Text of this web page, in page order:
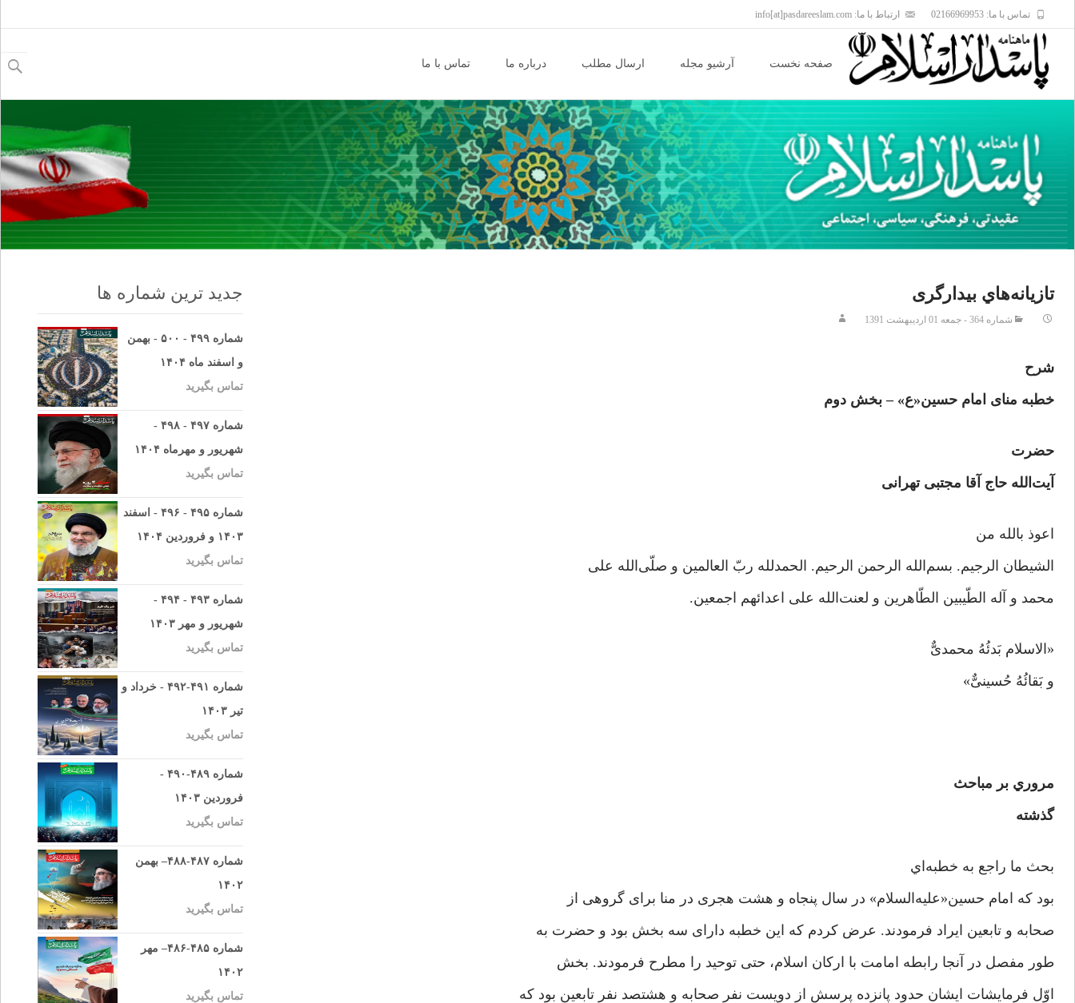
تماس با ما: 02166969953 ارتباط با ما: info[at]pasdareeslam.com
content
صفحه نخست آرشیو مجله ارسال مطلب درباره ما تماس با ما
برای:
تازیانه‌هاي بیدارگری
شماره 364 - جمعه 01 ارديبهشت 1391
شرح
خطبه منای امام حسین«ع» – بخش دوم
حضرت
آیت‌الله حاج آقا مجتبی تهرانی
اعوذ بالله من
الشیطان الرجیم. بسم‌الله الرحمن الرحیم. الحمدلله ربّ العالمین و صلّی‌الله علی
محمد و آله الطّیبین الطّاهرین و لعنت‌الله علی اعدائهم اجمعین.
«الاسلام بَدئُهُ محمدیٌّ
و بَقائُهُ حُسینیٌّ»
مروري بر مباحث
گذشته
بحث ما راجع به خطبه‌‌اي
بود که امام حسین«علیه‌السلام» در سال پنجاه و هشت هجری در منا برای گروهی از
صحابه و تابعین ایراد فرمودند. عرض کردم كه اين خطبه دارای سه بخش بود و حضرت به
طور مفصل در آنجا رابطه امامت با ارکان اسلام، حتی توحید را مطرح فرمودند. بخش
اوّل فرمایشات ایشان حدود پانزده پرسش از دويست نفر صحابه و هشتصد نفر تابعین بود كه
جدید ترین شماره ها
شماره ۴۹۹ - ۵۰۰ - بهمن
و اسفند ماه ۱۴۰۴
تماس بگیرید
شماره ۴۹۷ - ۴۹۸ -
شهریور و مهرماه ۱۴۰۴
تماس بگیرید
شماره ۴۹۵ - ۴۹۶ - اسفند
۱۴۰۳ و فروردین ۱۴۰۴
تماس بگیرید
شماره ۴۹۳ - ۴۹۴ -
شهریور و مهر ۱۴۰۳
تماس بگیرید
شماره ۴۹۱-۴۹۲ - خرداد و
تیر ۱۴۰۳
تماس بگیرید
شماره ۴۸۹-۴۹۰ -
فروردین ۱۴۰۳
تماس بگیرید
شماره ۴۸۷-۴۸۸– بهمن
۱۴۰۲
تماس بگیرید
شماره ۴۸۵-۴۸۶– مهر
۱۴۰۲
تماس بگیرید